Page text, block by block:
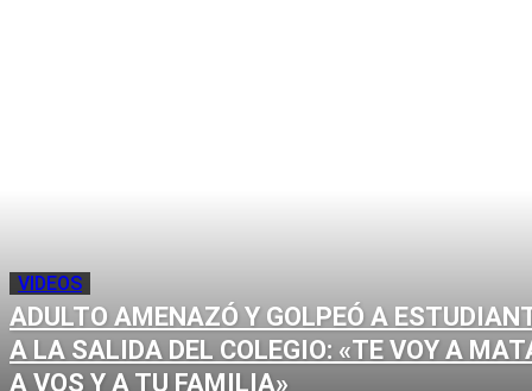
VIDEOS
ADULTO AMENAZÓ Y GOLPEÓ A
A LA SALIDA DEL COLEGIO: «TE VOY A
A VOS Y A TU FAMILIA»